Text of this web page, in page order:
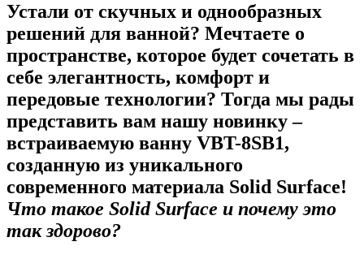
Устали от скучных и однообразных
решений для ванной? Мечтаете о
пространстве, которое будет сочетать в
себе элегантность, комфорт и
передовые технологии? Тогда мы рады
представить вам нашу новинку –
встраиваемую ванну VBT-8SB1,
созданную из уникального
современного материала Solid Surface!
Что такое Solid Surface и почему это
так здорово?